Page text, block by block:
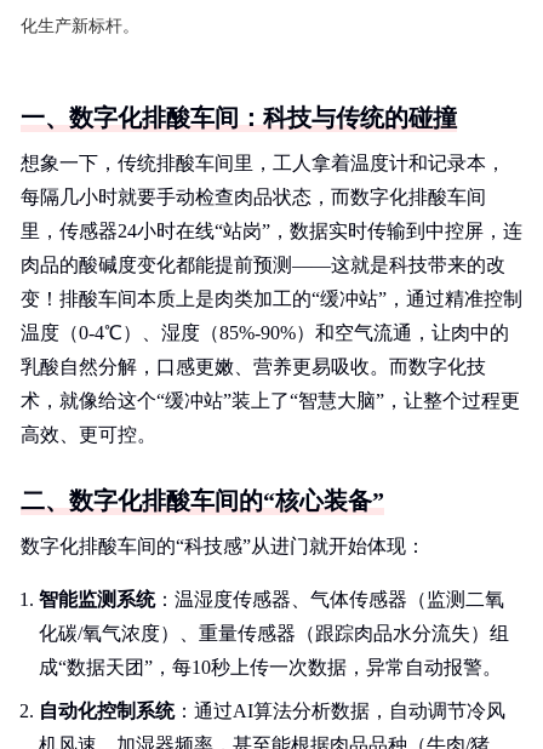
化生产新标杆。
一、数字化排酸车间：科技与传统的碰撞
想象一下，传统排酸车间里，工人拿着温度计和记录本，
每隔几小时就要手动检查肉品状态，而数字化排酸车间
里，传感器24小时在线“站岗”，数据实时传输到中控屏，连
肉品的酸碱度变化都能提前预测——这就是科技带来的改
变！排酸车间本质上是肉类加工的“缓冲站”，通过精准控制
温度（0-4℃）、湿度（85%-90%）和空气流通，让肉中的
乳酸自然分解，口感更嫩、营养更易吸收。而数字化技
术，就像给这个“缓冲站”装上了“智慧大脑”，让整个过程更
高效、更可控。
二、数字化排酸车间的“核心装备”
数字化排酸车间的“科技感”从进门就开始体现：
智能监测系统：温湿度传感器、气体传感器（监测二氧
化碳/氧气浓度）、重量传感器（跟踪肉品水分流失）组
成“数据天团”，每10秒上传一次数据，异常自动报警。
自动化控制系统：通过AI算法分析数据，自动调节冷风
机风速、加湿器频率，甚至能根据肉品品种（牛肉/猪